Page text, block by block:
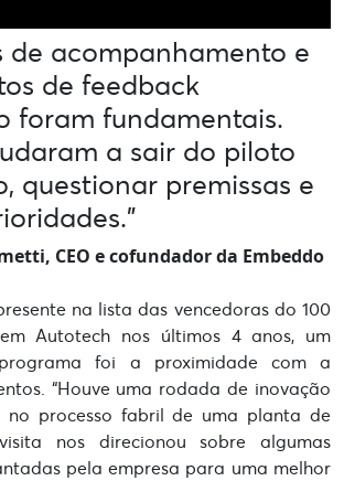
de acompanhamento e
de feedback
foram fundamentais.
a sair do piloto
questionar premissas e
CEO e cofundador da Embeddo
na lista das vencedoras do 100
Autotech nos últimos 4 anos, um
foi a proximidade com a
“Houve uma rodada de inovação
no processo fabril de uma planta de
nos direcionou sobre algumas
pela empresa para uma melhor